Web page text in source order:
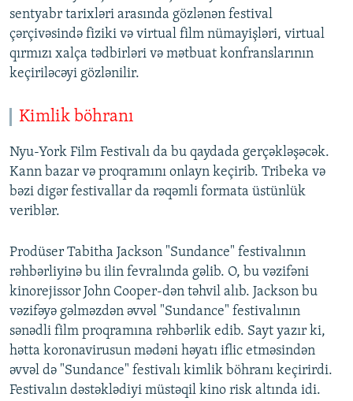
sentyabr tarixləri arasında gözlənən festival
çərçivəsində fiziki və virtual film nümayişləri, virtual
qırmızı xalça tədbirləri və mətbuat konfranslarının
keçiriləcəyi gözlənilir.
Kimlik böhranı
Nyu-York Film Festivalı da bu qaydada gerçəkləşəcək.
Kann bazar və proqramını onlayn keçirib. Tribeka və
bəzi digər festivallar da rəqəmli formata üstünlük
veriblər.
Prodüser Tabitha Jackson "Sundance" festivalının
rəhbərliyinə bu ilin fevralında gəlib. O, bu vəzifəni
kinorejissor John Cooper-dən təhvil alıb. Jackson bu
vəzifəyə gəlməzdən əvvəl "Sundance" festivalının
sənədli film proqramına rəhbərlik edib. Sayt yazır ki,
hətta koronavirusun mədəni həyatı iflic etməsindən
əvvəl də "Sundance" festivalı kimlik böhranı keçirirdi.
Festivalın dəstəklədiyi müstəqil kino risk altında idi.